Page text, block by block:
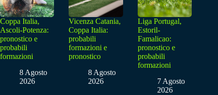
Coppa Italia,
Ascoli-Potenza:
pronostico e
probabili
formazioni
8 Agosto
2026
Vicenza Catania,
Coppa Italia:
probabili
formazioni e
pronostico
8 Agosto
2026
Liga Portugal,
Estoril-
Famalicao:
pronostico e
probabili
formazioni
7 Agosto
2026